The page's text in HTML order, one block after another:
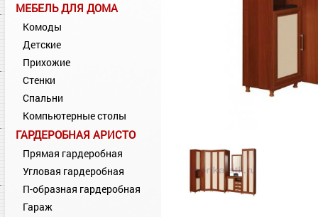
МЕБЕЛЬ ДЛЯ ДОМА
Комоды
Детские
Прихожие
Стенки
Спальни
Компьютерные столы
ГАРДЕРОБНАЯ АРИСТО
Прямая гардеробная
Угловая гардеробная
П-образная гардеробная
Гараж